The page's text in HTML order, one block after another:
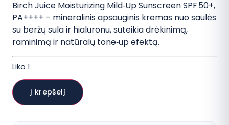
Birch Juice Moisturizing Mild‑Up Sunscreen SPF 50+,
PA++++ – mineralinis apsauginis kremas nuo saulės
su beržų sula ir hialuronu, suteikia drėkinimą,
raminimą ir natūralų tone‑up efektą.
Liko 1
produkto
kiekis:
ROUND
LAB
Į krepšelį